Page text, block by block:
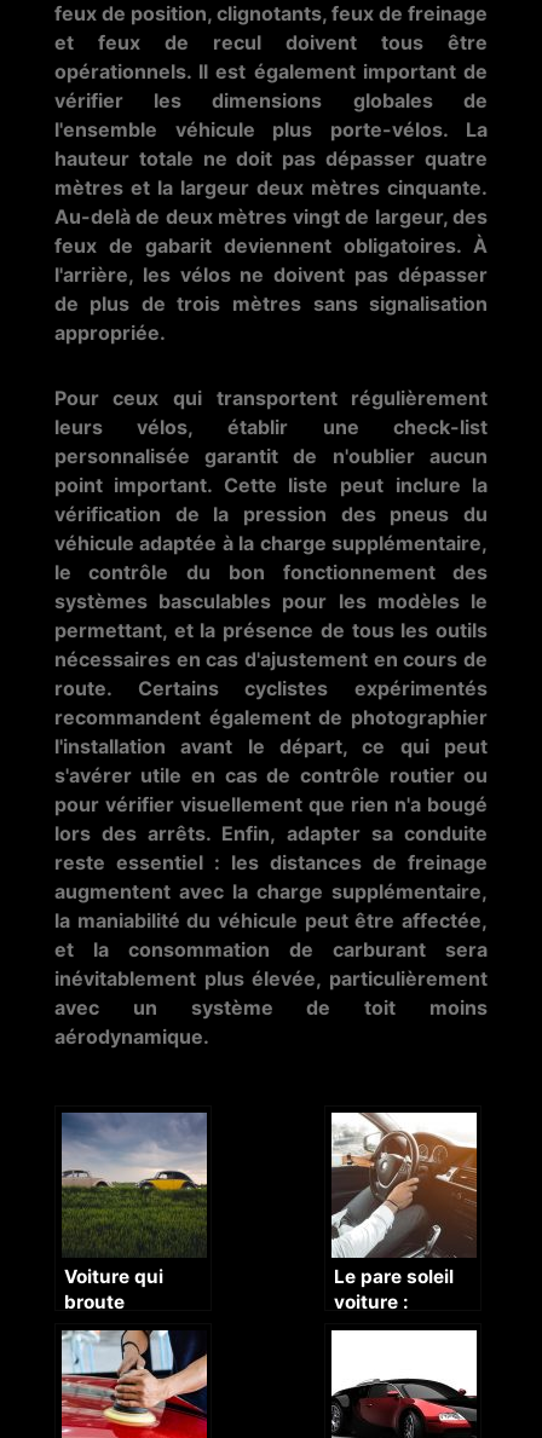
feux de position, clignotants, feux de freinage
et feux de recul doivent tous être
opérationnels. Il est également important de
vérifier les dimensions globales de
l'ensemble véhicule plus porte-vélos. La
hauteur totale ne doit pas dépasser quatre
mètres et la largeur deux mètres cinquante.
Au-delà de deux mètres vingt de largeur, des
feux de gabarit deviennent obligatoires. À
l'arrière, les vélos ne doivent pas dépasser
de plus de trois mètres sans signalisation
appropriée.
Pour ceux qui transportent régulièrement
leurs vélos, établir une check-list
personnalisée garantit de n'oublier aucun
point important. Cette liste peut inclure la
vérification de la pression des pneus du
véhicule adaptée à la charge supplémentaire,
le contrôle du bon fonctionnement des
systèmes basculables pour les modèles le
permettant, et la présence de tous les outils
nécessaires en cas d'ajustement en cours de
route. Certains cyclistes expérimentés
recommandent également de photographier
l'installation avant le départ, ce qui peut
s'avérer utile en cas de contrôle routier ou
pour vérifier visuellement que rien n'a bougé
lors des arrêts. Enfin, adapter sa conduite
reste essentiel : les distances de freinage
augmentent avec la charge supplémentaire,
la maniabilité du véhicule peut être affectée,
et la consommation de carburant sera
inévitablement plus élevée, particulièrement
avec un système de toit moins
aérodynamique.
Voiture qui
broute
Le pare soleil
voiture :
comment ça